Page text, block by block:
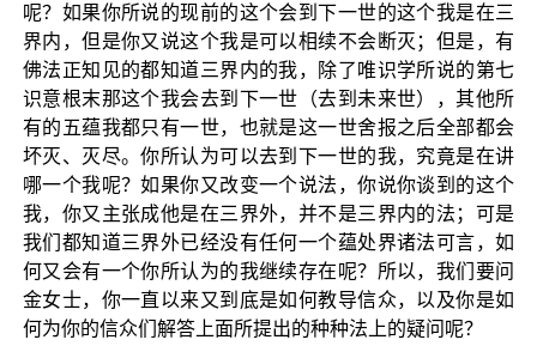
呢？如果你所说的现前的这个会到下一世的这个我是在三
界内，但是你又说这个我是可以相续不会断灭；但是，有
佛法正知见的都知道三界内的我，除了唯识学所说的第七
识意根末那这个我会去到下一世（去到未来世），其他所
有的五蕴我都只有一世，也就是这一世舍报之后全部都会
坏灭、灭尽。你所认为可以去到下一世的我，究竟是在讲
哪一个我呢？如果你又改变一个说法，你说你谈到的这个
我，你又主张成他是在三界外，并不是三界内的法；可是
我们都知道三界外已经没有任何一个蕴处界诸法可言，如
何又会有一个你所认为的我继续存在呢？所以，我们要问
金女士，你一直以来又到底是如何教导信众，以及你是如
何为你的信众们解答上面所提出的种种法上的疑问呢？